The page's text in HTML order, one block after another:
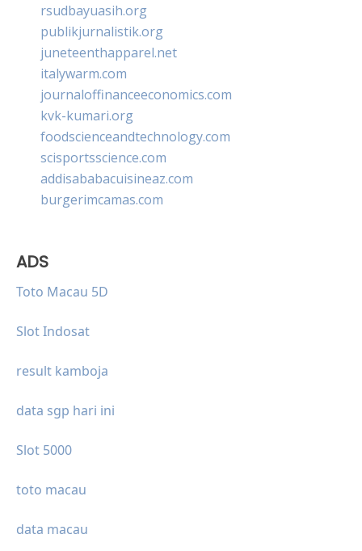
rsudbayuasih.org
publikjurnalistik.org
juneteenthapparel.net
italywarm.com
journaloffinanceeconomics.com
kvk-kumari.org
foodscienceandtechnology.com
scisportsscience.com
addisababacuisineaz.com
burgerimcamas.com
ADS
Toto Macau 5D
Slot Indosat
result kamboja
data sgp hari ini
Slot 5000
toto macau
data macau